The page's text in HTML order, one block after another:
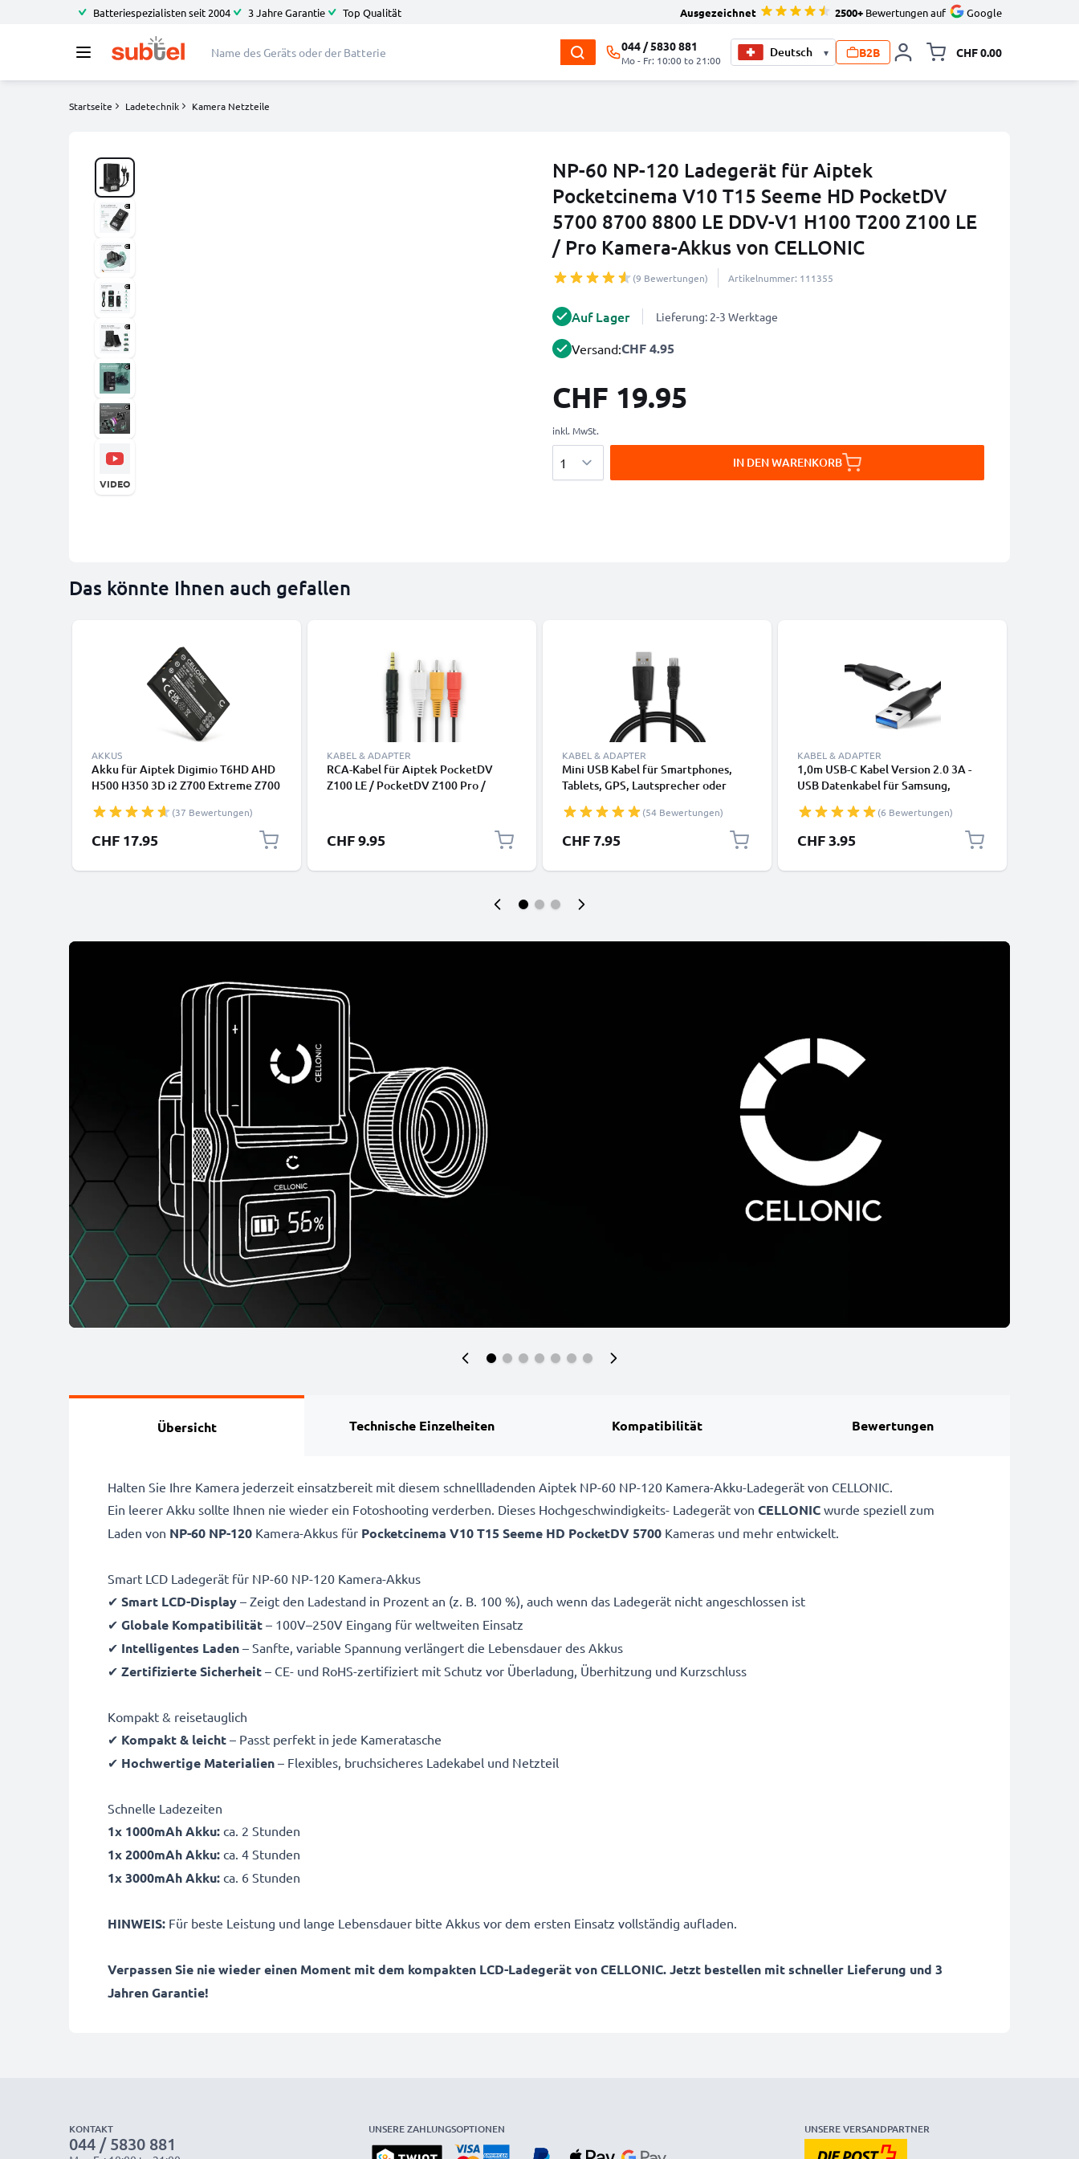
Batteriespezialisten seit 2004 3 Jahre Garantie Top Qualität Ausgezeichnet 2500+ Bewertungen auf Google
044 / 5830 881
Mo - Fr: 10:00 to 21:00
▾ B2B CHF 0.00
Startseite Ladetechnik Kamera Netzteile
NP-60 NP-120 Ladegerät für Aiptek
Pocketcinema V10 T15 Seeme HD PocketDV
5700 8700 8800 LE DDV-V1 H100 T200 Z100 LE
/ Pro Kamera-Akkus von CELLONIC
(9 Bewertungen) Artikelnummer: 111355
VIDEO
Auf Lager Lieferung: 2-3 Werktage
Versand:CHF 4.95
CHF 19.95
inkl. MwSt.
IN DEN WARENKORB
Das könnte Ihnen auch gefallen
AKKUS
Akku für Aiptek Digimio T6HD AHD
H500 H350 3D i2 Z700 Extreme Z700
CELLONIC
(37 Bewertungen)
CHF 17.95
KABEL & ADAPTER
RCA-Kabel für Aiptek PocketDV
Z100 LE / PocketDV Z100 Pro /
Konsole – AV-Kabel, RCA-Stecker,
Audio-Video Composite
CHF 9.95
KABEL & ADAPTER
Mini USB Kabel für Smartphones,
Tablets, GPS, Lautsprecher oder
Datenkabel 1m 1A PVC schwarz
(54 Bewertungen)
CHF 7.95
KABEL & ADAPTER
1,0m USB-C Kabel Version 2.0 3A -
USB Datenkabel für Samsung,
Canon, Panasonic Lumix, Sony,
GoPro uvm PVC schwarz
(6 Bewertungen)
CHF 3.95
Übersicht Technische Einzelheiten Kompatibilität Bewertungen
Halten Sie Ihre Kamera jederzeit einsatzbereit mit diesem schnellladenden Aiptek NP-60 NP-120 Kamera-Akku-Ladegerät von CELLONIC.
Ein leerer Akku sollte Ihnen nie wieder ein Fotoshooting verderben. Dieses Hochgeschwindigkeits- Ladegerät von CELLONIC wurde speziell zum
Laden von NP-60 NP-120 Kamera-Akkus für Pocketcinema V10 T15 Seeme HD PocketDV 5700 Kameras und mehr entwickelt.
Smart LCD Ladegerät für NP-60 NP-120 Kamera-Akkus
✔ Smart LCD-Display – Zeigt den Ladestand in Prozent an (z. B. 100 %), auch wenn das Ladegerät nicht angeschlossen ist
✔ Globale Kompatibilität – 100V–250V Eingang für weltweiten Einsatz
✔ Intelligentes Laden – Sanfte, variable Spannung verlängert die Lebensdauer des Akkus
✔ Zertifizierte Sicherheit – CE- und RoHS-zertifiziert mit Schutz vor Überladung, Überhitzung und Kurzschluss
Kompakt & reisetauglich
✔ Kompakt & leicht – Passt perfekt in jede Kameratasche
✔ Hochwertige Materialien – Flexibles, bruchsicheres Ladekabel und Netzteil
Schnelle Ladezeiten
1x 1000mAh Akku: ca. 2 Stunden
1x 2000mAh Akku: ca. 4 Stunden
1x 3000mAh Akku: ca. 6 Stunden
HINWEIS: Für beste Leistung und lange Lebensdauer bitte Akkus vor dem ersten Einsatz vollständig aufladen.
Verpassen Sie nie wieder einen Moment mit dem kompakten LCD-Ladegerät von CELLONIC. Jetzt bestellen mit schneller Lieferung und 3
Jahren Garantie!
KONTAKT
044 / 5830 881
UNSERE ZAHLUNGSOPTIONEN UNSERE VERSANDPARTNER